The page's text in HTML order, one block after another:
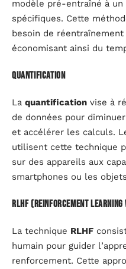
modèle pré-entraîné à
spécifiques. Cette
besoin de
économisant ainsi du
Quantification
La quantification vise à
de données pour
et accélérer les calculs.
utilisent cette technique
sur des appareils aux
smartphones ou les
RLHF (Reinforcement
La technique RLHF
humain pour guider
renforcement. Cette